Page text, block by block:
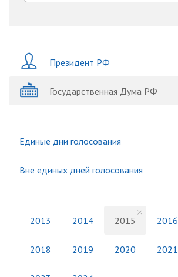
Президент РФ
Государственная Дума РФ
Единые дни голосования
Вне единых дней голосования
2013 2014 2015 2016
2018 2019 2020 2021